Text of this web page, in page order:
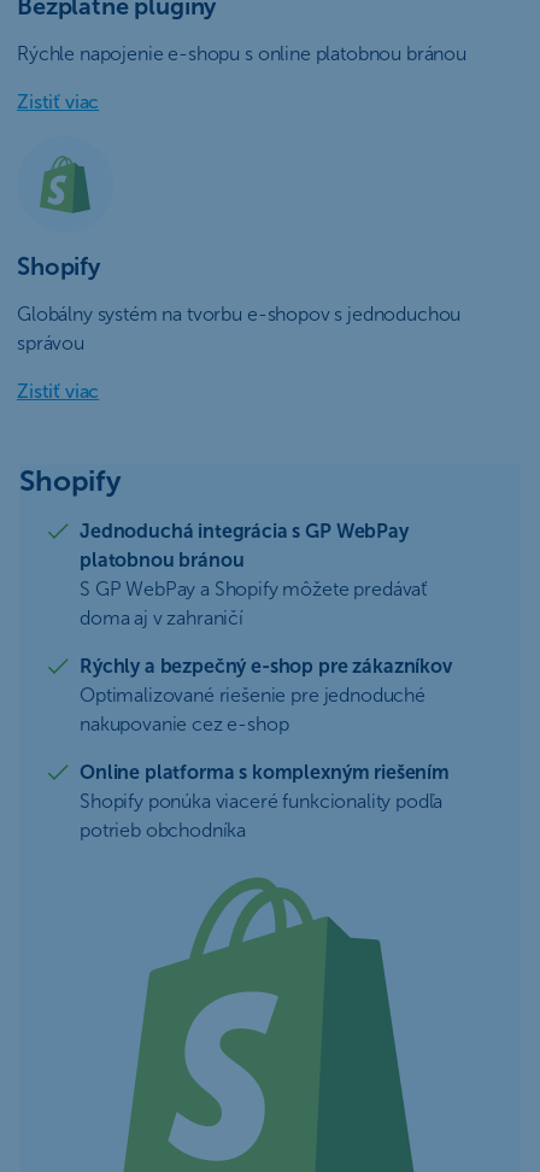
Rýchle napojenie e-shopu s online platobnou bránou
Zistiť viac
Shopify
Globálny systém na tvorbu e-shopov s jednoduchou
správou
Zistiť viac
Shopify
Jednoduchá integrácia s GP WebPay
platobnou bránou
S GP WebPay a Shopify môžete predávať
doma aj v zahraničí
Rýchly a bezpečný e-shop pre zákazníkov
Optimalizované riešenie pre jednoduché
nakupovanie cez e-shop
Online platforma s komplexným riešením
Shopify ponúka viaceré funkcionality podľa
potrieb obchodníka